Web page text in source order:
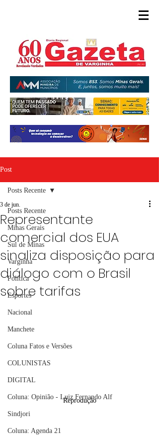
Post
Posts Recente
Minas Gerais
Sul de Minas
Varginha
Política
Esportes
Nacional
Manchete
Coluna Fatos e Versões
COLUNISTAS
DIGITAL
Coluna: Opinião - Luiz Fernando Alf
Sindjori
Coluna: Agenda 21
Posts Recente
Representante
comercial dos EUA
sinaliza disposição para
diálogo com o Brasil
sobre tarifas
3 de jun.
Reprodução